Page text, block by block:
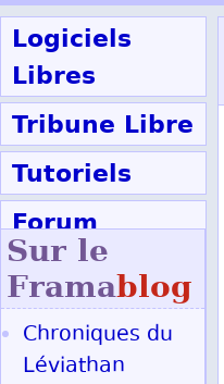
Logiciels
Libres
Tribune Libre
Tutoriels
Forum
Participer
Sur le
Framablog
Chroniques du
Léviathan